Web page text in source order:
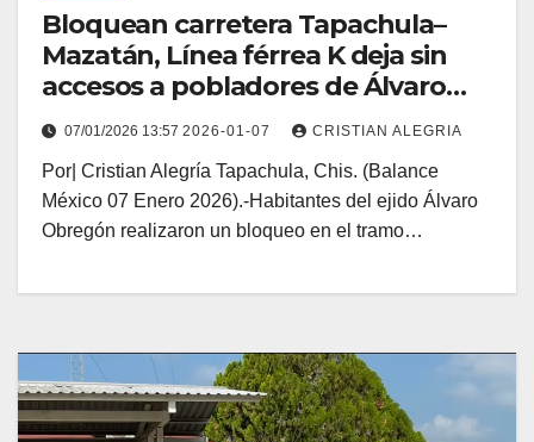
Bloquean carretera Tapachula–
Mazatán, Línea férrea K deja sin
accesos a pobladores de Álvaro
Obregón
07/01/2026 13:57 2026-01-07 CRISTIAN ALEGRIA
Por| Cristian Alegría Tapachula, Chis. (Balance
México 07 Enero 2026).-Habitantes del ejido Álvaro
Obregón realizaron un bloqueo en el tramo…